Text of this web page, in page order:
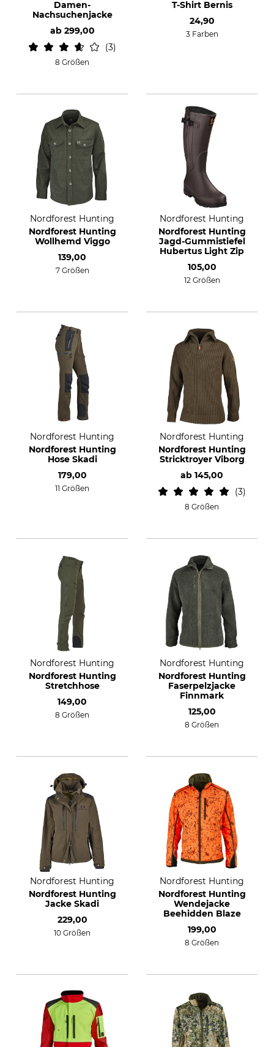
Damen-
Nachsuchenjacke
ab 299,00
3
8 Größen
T-Shirt Bernis
24,90
3 Farben
Nordforest Hunting
Nordforest Hunting
Wollhemd Viggo
139,00
7 Größen
Nordforest Hunting
Nordforest Hunting
Jagd-Gummistiefel
Hubertus Light Zip
105,00
12 Größen
Nordforest Hunting
Nordforest Hunting
Hose Skadi
179,00
11 Größen
Nordforest Hunting
Nordforest Hunting
Stricktroyer Viborg
ab 145,00
3
8 Größen
Nordforest Hunting
Nordforest Hunting
Stretchhose
149,00
8 Größen
Nordforest Hunting
Nordforest Hunting
Faserpelzjacke
Finnmark
125,00
8 Größen
Nordforest Hunting
Nordforest Hunting
Jacke Skadi
229,00
10 Größen
Nordforest Hunting
Nordforest Hunting
Wendejacke
Beehidden Blaze
199,00
8 Größen